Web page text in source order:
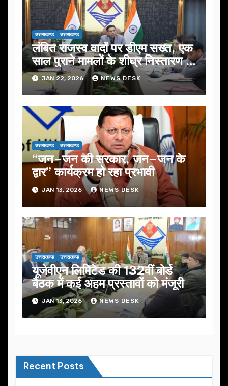
उत्तराखण्ड उत्तराखण्ड
लंबित राजस्व वादों पर डीएम सख्त, एक
साल पुराने मामलों के शीघ्र निस्तारण के
आदेश…
JAN 22, 2026 NEWS DESK
उत्तराखण्ड उत्तराखण्ड
“जन–जन की सरकार, जन–जन के
द्वार” कार्यक्रम हो रहा प्रभावी
JAN 13, 2026 NEWS DESK
उत्तराखण्ड उत्तराखण्ड
यूजेवीएन लिमिटेड की 132वीं बोर्ड
बैठक में कई अहम प्रस्तावों को मंजूरी
JAN 13, 2026 NEWS DESK
Recent Posts